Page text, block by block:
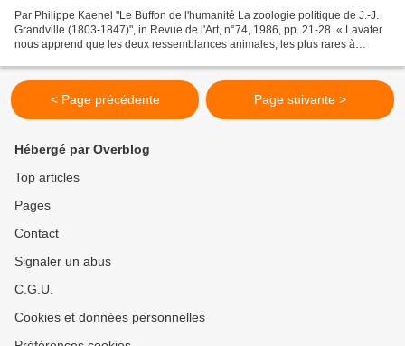
Par Philippe Kaenel "Le Buffon de l'humanité La zoologie politique de J.-J.
Grandville (1803-1847)", in Revue de l'Art, n°74, 1986, pp. 21-28. « Lavater
nous apprend que les deux ressemblances animales, les plus rares à
< Page précédente Page suivante >
Hébergé par Overblog
Top articles
Pages
Contact
Signaler un abus
C.G.U.
Cookies et données personnelles